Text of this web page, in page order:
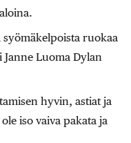
ruokaa
Janne Luoma Dylan
hyvin, astiat ja
iso vaiva pakata ja